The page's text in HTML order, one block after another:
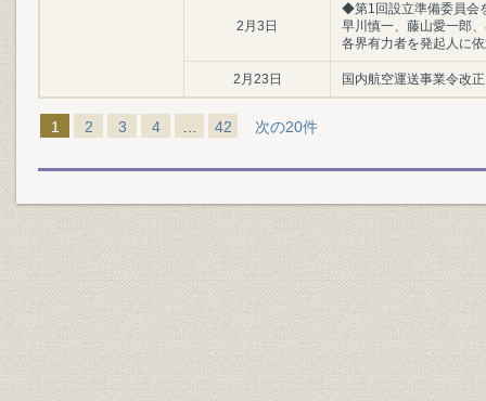
2月3日
◆第1回設立準備委員会
早川慎一、藤山愛一郎
各界有力者を発起人に
2月23日 国内航空運送事業令改正
1 2 3 4 42 次の20件